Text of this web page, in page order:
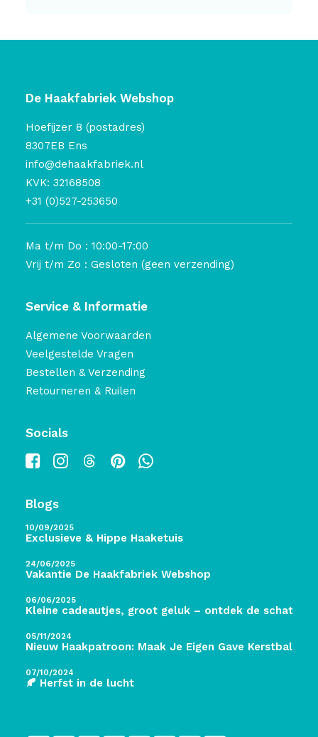
De Haakfabriek Webshop
Hoefijzer 8 (postadres)
8307EB Ens
info@dehaakfabriek.nl
KVK: 32168508
+31 (0)527-253650
Ma t/m Do : 10:00-17:00
Vrij t/m Zo : Gesloten (geen verzending)
Service & Informatie
Algemene Voorwaarden
Veelgestelde Vragen
Bestellen & Verzending
Retourneren & Ruilen
Socials
Blogs
10/09/2025
Exclusieve & Hippe Haaketuis
24/06/2025
Vakantie De Haakfabriek Webshop
06/06/2025
Kleine cadeautjes, groot geluk – ontdek de schatten
05/11/2024
Nieuw Haakpatroon: Maak Je Eigen Gave Kerstballen!
07/10/2024
🍂 Herfst in de lucht